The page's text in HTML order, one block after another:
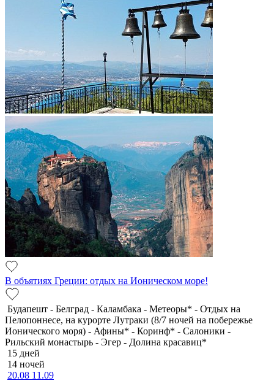
В объятиях Греции: отдых на Ионическом море!
Будапешт - Белград - Каламбака - Метеоры* - Отдых на
Пелопоннесе, на курорте Лутраки (8/7 ночей на побережье
Ионического моря) - Афины* - Коринф* - Салоники -
Рильский монастырь - Эгер - Долина красавиц*
15 дней
14 ночей
20.08 11.09